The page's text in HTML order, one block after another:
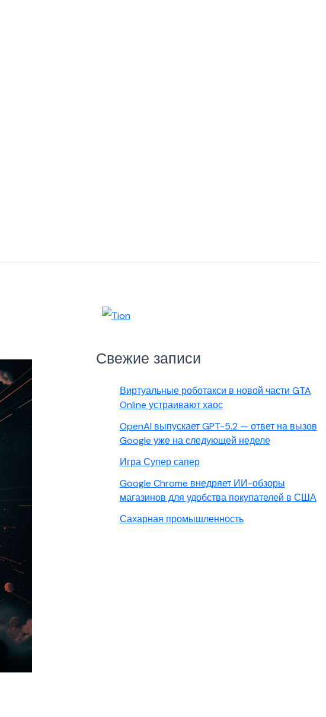
Свежие записи
Виртуальные роботакси в новой части GTA
Online устраивают хаос
OpenAI выпускает GPT-5.2 — ответ на вызов
Google уже на следующей неделе
Игра Супер сапер
Google Chrome внедряет ИИ-обзоры
магазинов для удобства покупателей в США
Сахарная промышленность